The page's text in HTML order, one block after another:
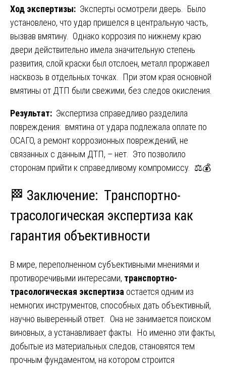
Ход экспертизы: Эксперты осмотрели дверь. Было
установлено, что удар пришелся в центральную часть,
вызвав вмятину. Однако коррозия по нижнему краю
двери действительно имела значительную степень
развития, слой краски был отслоен, металл проржавел
насквозь в отдельных точках. При этом края основной
вмятины от ДТП были свежими, без следов окисления.
Результат: Экспертиза справедливо разделила
повреждения: вмятина от удара подлежала оплате по
ОСАГО, а ремонт коррозионных повреждений, не
связанных с данным ДТП, – нет. Это позволило
сторонам прийти к справедливому компромиссу. ⚖️💰
🏁 Заключение: Транспортно-
трасологическая экспертиза как
гарантия объективности
В мире, переполненном субъективными мнениями и
противоречивыми интересами, транспортно-
трасологическая экспертиза остается одним из
немногих инструментов, способных дать объективный,
научно выверенный ответ. Она не занимается поиском
виновных, а устанавливает факты. Но именно эти факты,
добытые из материальных следов, становятся тем
прочным фундаментом, на котором строится